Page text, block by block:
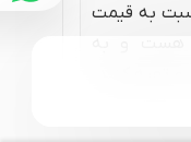
به قیمت
هست و به
تهیه کنید.